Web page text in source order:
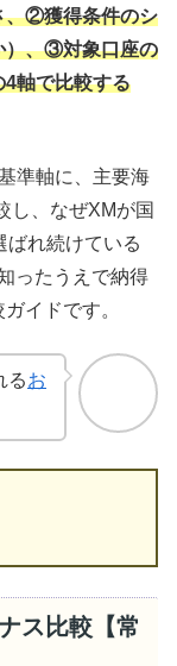
②獲得条件のシ
）、③対象口座の
軸で比較する
準軸に、主要海
し、なぜXMが国
ばれ続けている
ったうえで納得
イドです。
るお
ス比較【常